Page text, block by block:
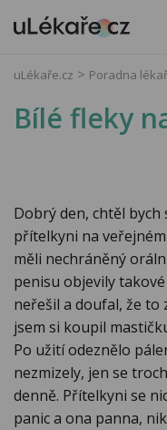
uLékaře.cz Poradna
Bílé fleky
Dobrý den, chtěl bych
přítelkyni na
měli nechráněný
penisu objevily
neřešil a doufal, že to
jsem si koupil
Po užití odeznělo
nezmizely, jen se
denně. Přítelkyni se
panic a ona panna,